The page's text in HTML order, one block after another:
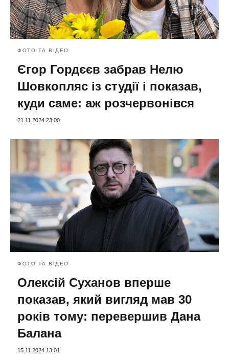
ФОТО ТА ВІДЕО
Єгор Гордєєв забрав Нелю
Шовкопляс із студії і показав,
куди саме: аж розчервонівся
21.11.2024 23:00
ФОТО ТА ВІДЕО
Олексій Суханов вперше
показав, який вигляд мав 30
років тому: перевершив Дана
Балана
15.11.2024 13:01